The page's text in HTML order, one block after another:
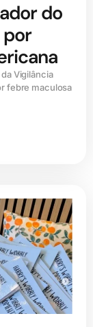
do
por
Vigilância
febre maculosa